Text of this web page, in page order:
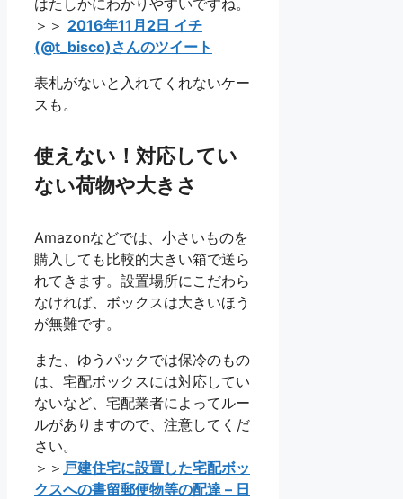
＞＞ 2016年11月2日 イチ
(@t_bisco)さんのツイート
表札がないと入れてくれないケー
スも。
使えない！対応してい
ない荷物や大きさ
Amazonなどでは、小さいものを
購入しても比較的大きい箱で送ら
れてきます。設置場所にこだわら
なければ、ボックスは大きいほう
が無難です。
また、ゆうパックでは保冷のもの
は、宅配ボックスには対応してい
ないなど、宅配業者によってルー
ルがありますので、注意してくだ
さい。
＞＞ 戸建住宅に設置した宅配ボッ
クスへの書留郵便物等の配達 – 日